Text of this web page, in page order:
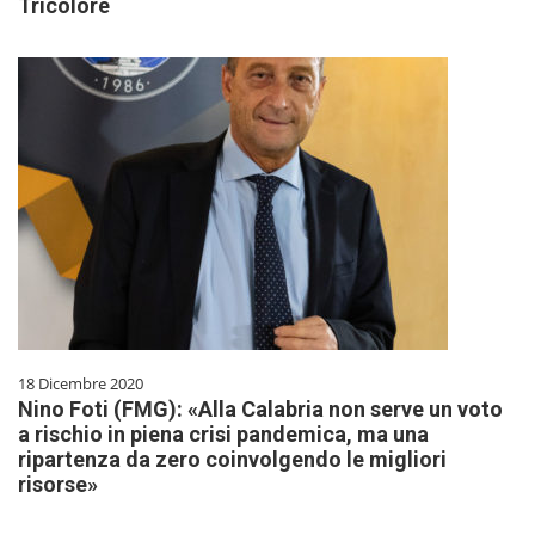
Tricolore
18 Dicembre 2020
Nino Foti (FMG): «Alla Calabria non serve un voto
a rischio in piena crisi pandemica, ma una
ripartenza da zero coinvolgendo le migliori
risorse»